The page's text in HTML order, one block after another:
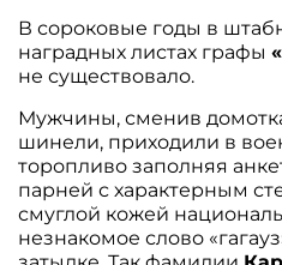
В сороковые годы в
наградных листах графы
не существовало.
Мужчины, сменив
шинели, приходили в
торопливо заполняя
парней с характерным
смуглой кожей
незнакомое слово